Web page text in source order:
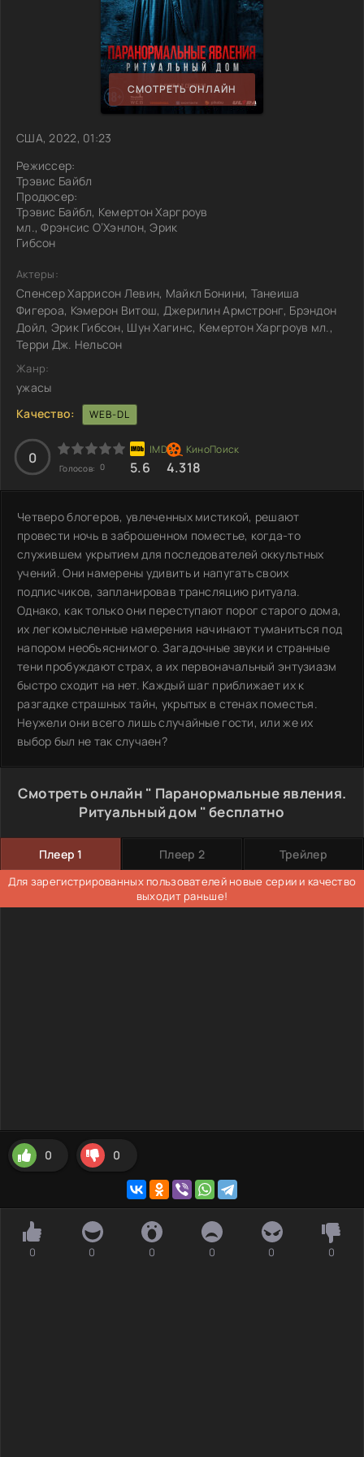
СМОТРЕТЬ ОНЛАЙН
США, 2022, 01:23
Режиссер:
Трэвис Байбл
Продюсер:
Трэвис Байбл, Кемертон Харгроув
мл., Фрэнсис О’Хэнлон, Эрик
Гибсон
Актеры:
Спенсер Харрисон Левин, Майкл Бонини, Танеиша
Фигероа, Кэмерон Витош, Джерилин Армстронг, Брэндон
Дойл, Эрик Гибсон, Шун Хагинс, Кемертон Харгроув мл.,
Терри Дж. Нельсон
Жанр:
ужасы
Качество:
WEB-DL
0
Голосов: 0 5.6 4.318
Четверо блогеров, увлеченных мистикой, решают
провести ночь в заброшенном поместье, когда-то
служившем укрытием для последователей оккультных
учений. Они намерены удивить и напугать своих
подписчиков, запланировав трансляцию ритуала.
Однако, как только они переступают порог старого дома,
их легкомысленные намерения начинают туманиться под
напором необъяснимого. Загадочные звуки и странные
тени пробуждают страх, а их первоначальный энтузиазм
быстро сходит на нет. Каждый шаг приближает их к
разгадке страшных тайн, укрытых в стенах поместья.
Неужели они всего лишь случайные гости, или же их
выбор был не так случаен?
Смотреть онлайн " Паранормальные явления.
Ритуальный дом " бесплатно
Плеер 1 Плеер 2 Трейлер
Для зарегистрированных пользователей новые серии и качество
выходит раньше!
0 0
0 0 0 0 0 0